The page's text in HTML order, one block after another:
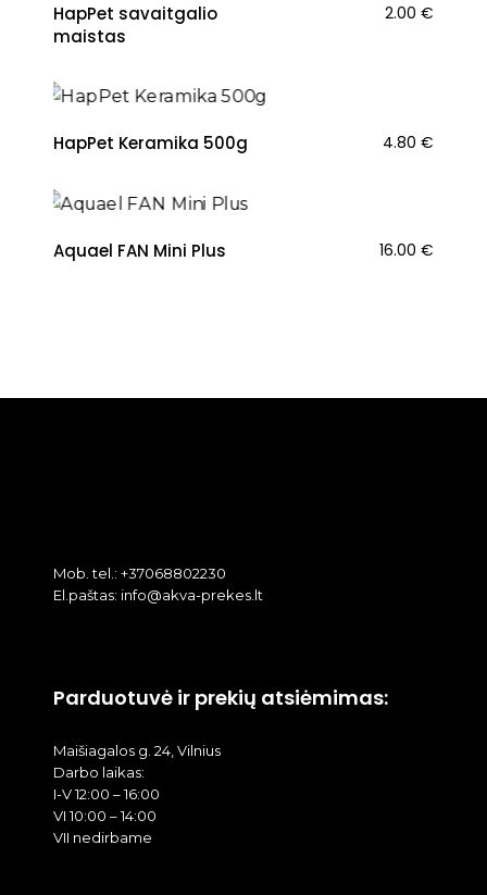
HapPet savaitgalio
maistas
2.00 €
HapPet Keramika 500g 4.80 €
Aquael FAN Mini Plus 16.00 €
Mob. tel.: +37068802230
El.paštas: info@akva-prekes.lt
Parduotuvė ir prekių atsiėmimas:
Maišiagalos g. 24, Vilnius
Darbo laikas:
I-V 12:00 – 16:00
VI 10:00 – 14:00
VII nedirbame